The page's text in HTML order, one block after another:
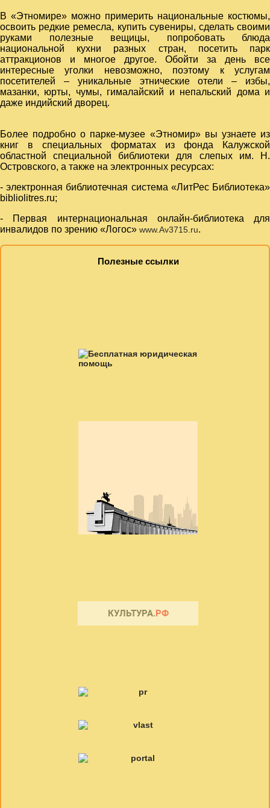
В «Этномире» можно примерить национальные костюмы,
освоить редкие ремесла, купить сувениры, сделать своими
руками полезные вещицы, попробовать блюда
национальной кухни разных стран, посетить парк
аттракционов и многое другое. Обойти за день все
интересные уголки невозможно, поэтому к услугам
посетителей – уникальные этнические отели – избы,
мазанки, юрты, чумы, гималайский и непальский дома и
даже индийский дворец.
Более подробно о парке‑музее «Этномир» вы узнаете из
книг в специальных форматах из фонда Калужской
областной специальной библиотеки для слепых им. Н.
Островского, а также на электронных ресурсах:
- электронная библиотечная система «ЛитРес Библиотека»
bibliolitres.ru;
- Первая интернациональная онлайн-библиотека для
инвалидов по зрению «Логос» www.Av3715.ru.
Полезные ссылки